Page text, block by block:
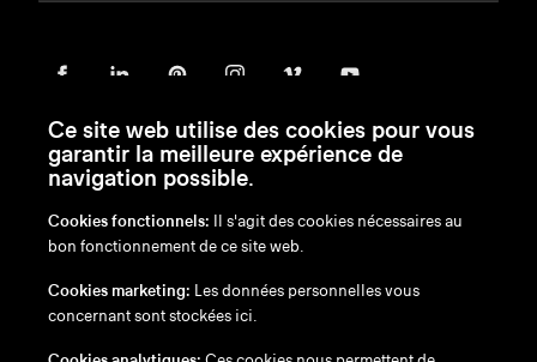
en/nl/fr/de
Exonération de responsabilité
Ce site web utilise des cookies pour vous
garantir la meilleure expérience de
navigation possible.
Cookies fonctionnels: Il s'agit des cookies nécessaires au
bon fonctionnement de ce site web.
Cookies marketing: Les données personnelles vous
concernant sont stockées ici.